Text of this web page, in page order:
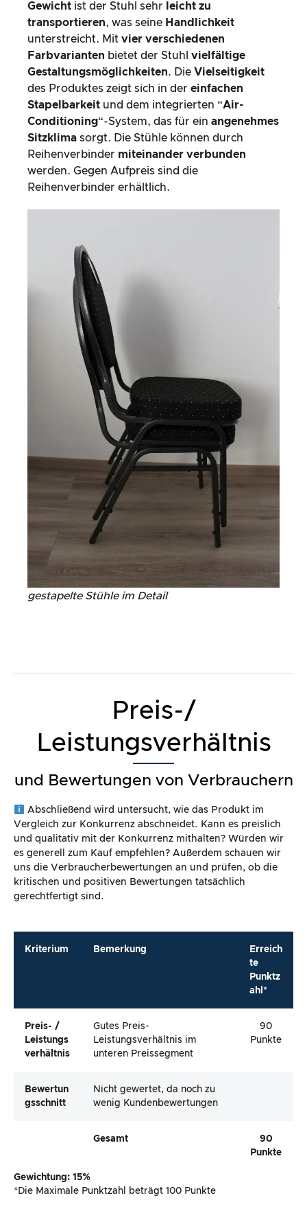
Gewicht ist der Stuhl sehr
leicht zu
transportieren, was seine Handlichkeit
unterstreicht. Mit vier verschiedenen
Farbvarianten bietet der Stuhl vielfältige
Gestaltungsmöglichkeiten. Die Vielseitigkeit
des Produktes zeigt sich in der einfachen
Stapelbarkeit und dem integrierten “Air-
Conditioning“-System, das für ein angenehmes
Sitzklima sorgt. Die Stühle können durch
Reihenverbinder miteinander verbunden
werden. Gegen Aufpreis sind die
Reihenverbinder erhältlich.
gestapelte Stühle im Detail
Preis-/
Leistungsverhältnis
und Bewertungen von Verbrauchern
Abschließend wird untersucht, wie das Produkt im
Vergleich zur Konkurrenz abschneidet. Kann es preislich
und qualitativ mit der Konkurrenz mithalten? Würden wir
es generell zum Kauf empfehlen? Außerdem schauen wir
uns die Verbraucherbewertungen an und prüfen, ob die
kritischen und positiven Bewertungen tatsächlich
gerechtfertigt sind.
Kriterium Bemerkung
Erreich
te
Punktz
ahl*
Preis- /
Leistungs
Verhältnis
Gutes Preis-
Leistungsverhältnis im
unteren Preissegment
90
Punkte
Bewertun
Gsschnitt
Nicht gewertet, da noch zu
wenig Kundenbewertungen
Gesamt
90
Punkte
Gewichtung: 15%
*Die Maximale Punktzahl beträgt 100 Punkte